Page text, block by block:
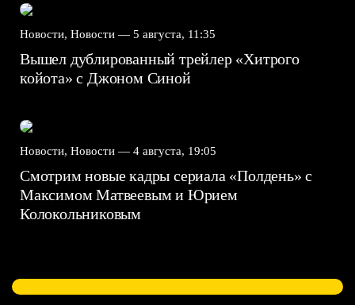
Новости, Новости — 5 августа, 11:35
Вышел дублированный трейлер «Хитрого
койота» с Джоном Синой
Новости, Новости — 4 августа, 19:05
Смотрим новые кадры сериала «Полдень» с
Максимом Матвеевым и Юрием
Колокольниковым